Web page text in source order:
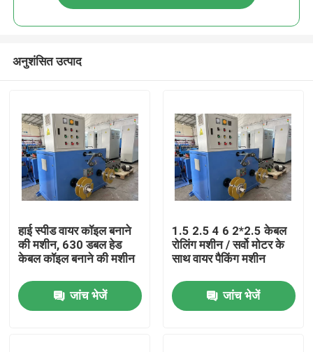
अनुशंसित उत्पाद
हाई स्पीड वायर कॉइल बनाने
की मशीन, 630 डबल हेड
केबल कॉइल बनाने की मशीन
जांच भेजें
1.5 2.5 4 6 2*2.5 केबल
रोलिंग मशीन / सर्वो मोटर के
साथ वायर पैकिंग मशीन
जांच भेजें